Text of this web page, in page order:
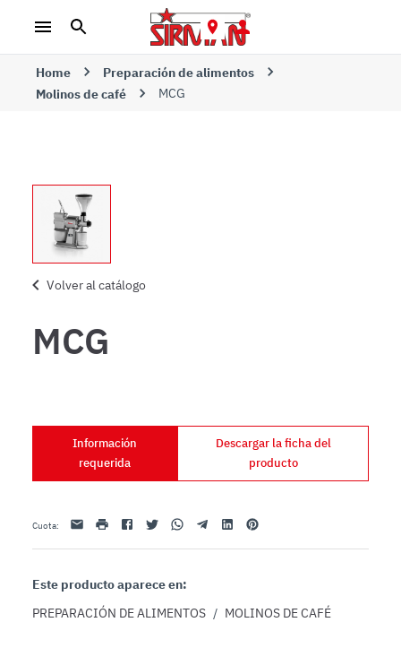
Home
Preparación de alimentos
Molinos de café
MCG
Volver al catálogo
MCG
Información
requerida
Descargar la ficha del
producto
Cuota: Email impresiónFacebookTwitterWhatsappTelegramLinkedinPinterest
Este producto aparece en:
PREPARACIÓN DE ALIMENTOS / MOLINOS DE CAFÉ